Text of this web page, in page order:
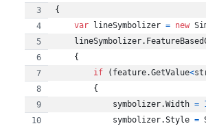
{
var
lineSymbolizer = new
lineSymbolizer.
{
if
( feature.GetValue<
{
symbolizer.Width =
symbolizer.Style =